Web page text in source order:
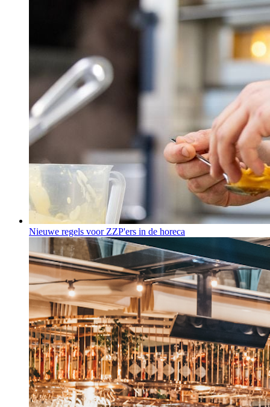
Nieuwe regels voor ZZP'ers in de horeca